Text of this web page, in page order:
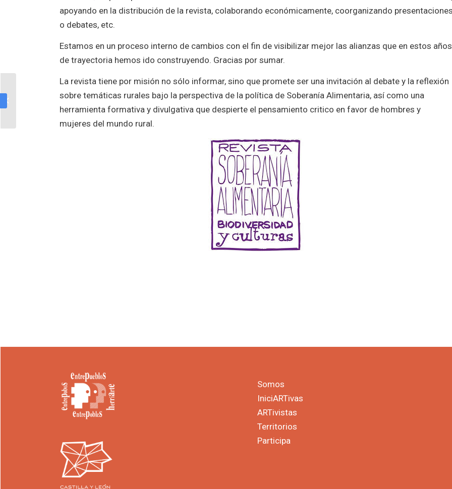
apoyando en la distribución de la revista, colaborando económicamente, coorganizando
o debates, etc.
Estamos en un proceso interno de cambios con el fin de visibilizar mejor las alianzas que en estos años
de trayectoria hemos ido construyendo. Gracias por sumar.
La revista tiene por misión no sólo informar, sino que promete ser una invitación al debate y la reflexión
sobre temáticas rurales bajo la perspectiva de la política de Soberanía Alimentaria, así como una
herramienta formativa y divulgativa que despierte el pensamiento critico en favor de hombres y
mujeres del mundo rural.
Somos
IniciARTivas
ARTivistas
Territorios
Participa
filtrar la vida a través del